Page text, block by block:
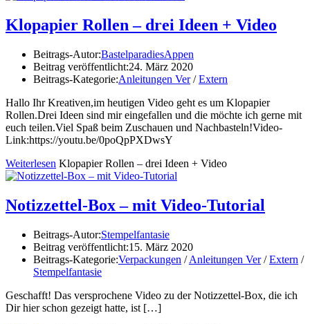
Klopapier Rollen – drei Ideen + Video
Beitrags-Autor:BastelparadiesAppen
Beitrag veröffentlicht:24. März 2020
Beitrags-Kategorie:Anleitungen Ver / Extern
Hallo Ihr Kreativen,im heutigen Video geht es um Klopapier
Rollen.Drei Ideen sind mir eingefallen und die möchte ich gerne mit
euch teilen.Viel Spaß beim Zuschauen und Nachbasteln!Video-
Link:https://youtu.be/0poQpPXDwsY
Weiterlesen Klopapier Rollen – drei Ideen + Video
Notizzettel-Box – mit Video-Tutorial
Beitrags-Autor:Stempelfantasie
Beitrag veröffentlicht:15. März 2020
Beitrags-Kategorie:Verpackungen / Anleitungen Ver / Extern /
Stempelfantasie
Geschafft! Das versprochene Video zu der Notizzettel-Box, die ich
Dir hier schon gezeigt hatte, ist […]